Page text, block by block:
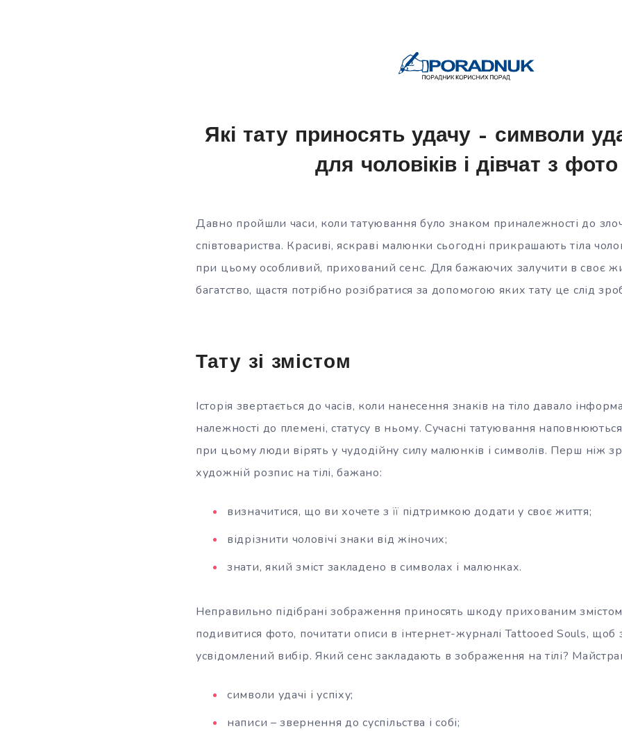
Які тату приносять удачу – символи
для чоловіків і дівчат з фото
Давно пройшли часи, коли татуювання було знаком приналежності до
співтовариства. Красиві, яскраві малюнки сьогодні прикрашають тіла
при цьому особливий, прихований сенс. Для бажаючих залучити в своє
багатство, щастя потрібно розібратися за допомогою яких тату це слід
Тату зі змістом
Історія звертається до часів, коли нанесення знаків на тіло давало
належності до племені, статусу в ньому. Сучасні татуювання
при цьому люди вірять у чудодійну силу малюнків і символів. Перш ніж
художній розпис на тілі, бажано:
визначитися, що ви хочете з її підтримкою додати у своє життя;
відрізнити чоловічі знаки від жіночих;
знати, який зміст закладено в символах і малюнках.
Неправильно підібрані зображення приносять шкоду прихованим
подивитися фото, почитати описи в інтернет-журналі Tattooed Souls, щоб
усвідомлений вибір. Який сенс закладають в зображення на тілі?
символи удачі і успіху;
написи – звернення до суспільства і собі;